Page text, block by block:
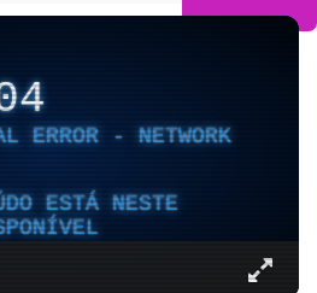
ERROR - NETWORK
ESTÁ NESTE